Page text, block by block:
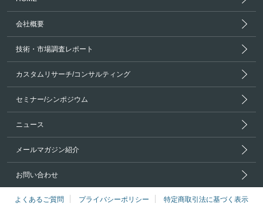
会社概要
技術・市場調査レポート
カスタムリサーチ/コンサルティング
セミナー/シンポジウム
ニュース
メールマガジン紹介
お問い合わせ
よくあるご質問 プライバシーポリシー 特定商取引法に基づく表示